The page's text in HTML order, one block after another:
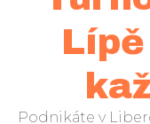
Podnikáte v